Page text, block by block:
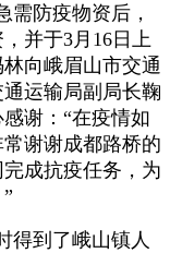
需防疫物资后，
并于3月16日上
向峨眉山市交通
运输局副局长鞠
谢：“在疫情如
谢谢成都路桥的
成抗疫任务，为
得到了峨山镇人